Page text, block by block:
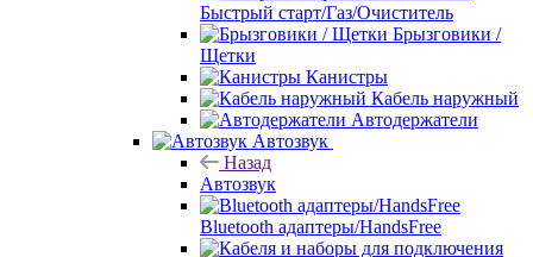
Быстрый старт/Газ/Очиститель
Брызговики /
Щетки
Канистры
Кабель наружный
Автодержатели
Автозвук
Назад
Автозвук
Bluetooth адаптеры/HandsFree